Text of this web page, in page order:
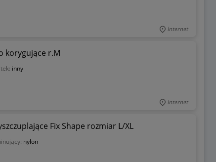
Internet
korygujące r.M
inny
Internet
Fix Shape rozmiar L/XL
nylon